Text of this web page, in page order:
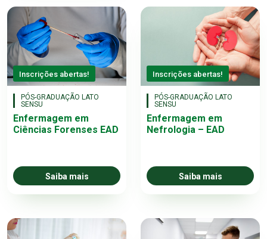
Inscrições abertas!
PÓS-GRADUAÇÃO LATO
SENSU
Enfermagem em
Ciências Forenses EAD
Saiba mais
Inscrições abertas!
PÓS-GRADUAÇÃO LATO
SENSU
Enfermagem em
Nefrologia – EAD
Saiba mais